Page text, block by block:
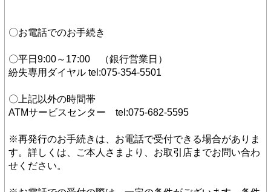
〇お電話でのお手続き
〇平日9:00～17:00　（銀行営業日）
紛失専用ダイヤル tel:075-354-5501
〇上記以外の時間帯
ATMサービスセンター　tel:075-682-5595
※再発行のお手続きは、お電話で受付できる場合がありま
す。詳しくは、ご本人さまより、お取引店までお問い合わ
せください。